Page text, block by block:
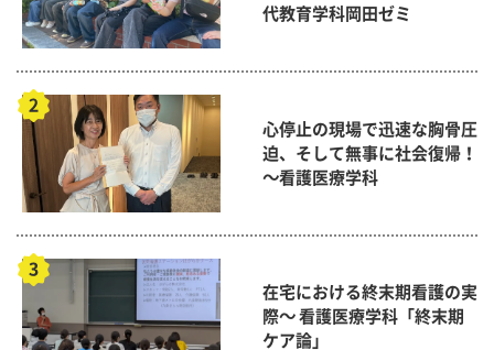
代教育学科岡田ゼミ
心停止の現場で迅速な胸骨圧
迫、そして無事に社会復帰！
～看護医療学科
在宅における終末期看護の実
際～ 看護医療学科「終末期
ケア論」